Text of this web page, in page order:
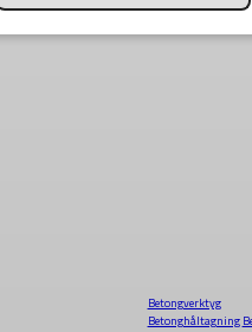
Betongverktyg
Betonghåltagning